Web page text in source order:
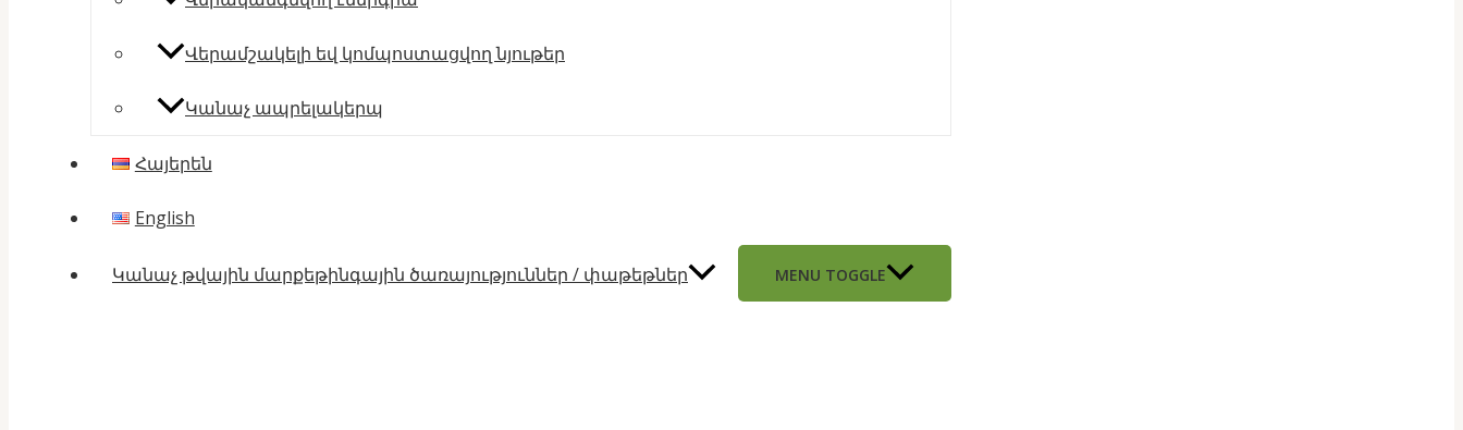
Վերամշակելի եվ կոմպոստացվող նյութեր
Կանաչ ապրելակերպ
Հայերեն
English
Կանաչ թվային մարքեթինգային ծառայություններ / փաթեթներ MENU TOGGLE